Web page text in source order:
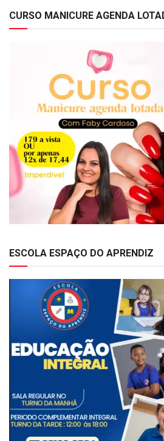
CURSO MANICURE AGENDA
ESCOLA ESPAÇO DO APRENDIZ